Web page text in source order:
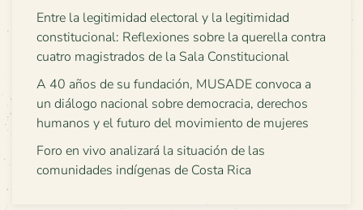
Entre la legitimidad electoral y la legitimidad
constitucional: Reflexiones sobre la querella contra
cuatro magistrados de la Sala Constitucional
A 40 años de su fundación, MUSADE convoca a
un diálogo nacional sobre democracia, derechos
humanos y el futuro del movimiento de mujeres
Foro en vivo analizará la situación de las
comunidades indígenas de Costa Rica